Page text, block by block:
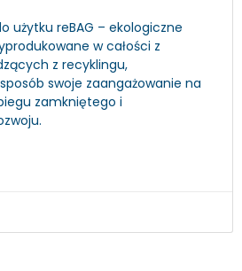
użytku reBAG – ekologiczne
w całości z
z recyklingu,
swoje zaangażowanie na
zamkniętego i